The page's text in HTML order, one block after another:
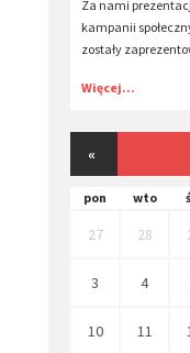
Za nami
kampanii
zostały
Więcej...
«
pon wto
27 28
3 4
10 11